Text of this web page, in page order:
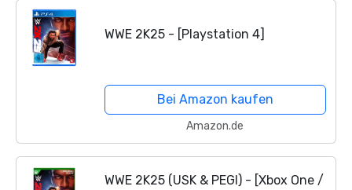
WWE 2K25 - [Playstation 4]
Bei Amazon kaufen
Amazon.de
WWE 2K25 (USK & PEGI) - [Xbox One /